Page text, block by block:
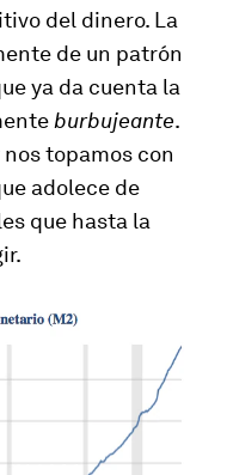
del dinero. La
de un patrón
ya da cuenta la
burbujeante.
topamos con
adolece de
que hasta la